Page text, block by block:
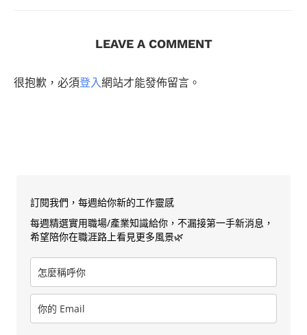
LEAVE A COMMENT
很抱歉，必須登入網站才能發佈留言。
訂閱我們，每週給你新的工作靈感
每週精選實用職場/產業知識給你，不漏接第一手新消息，
希望陪你在職涯路上看見更多風景🌿